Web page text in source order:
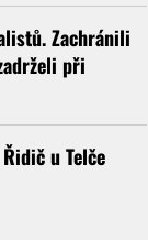
Zachránili
při
u Telče